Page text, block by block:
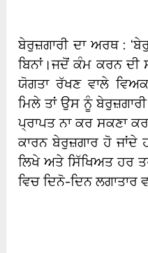
ਬੇਰੁਜ਼ਗਾਰੀ ਦਾ ਅਰਥ :
ਬਿਨਾਂ।ਜਦੋਂ ਕੰਮ ਕਰਨ ਦੀ
ਯੋਗਤਾ ਰੱਖਣ ਵਾਲੇ
ਮਿਲੇ ਤਾਂ ਉਸ ਨੂੰ
ਪ੍ਰਾਪਤ ਨਾ ਕਰ ਸਕਣਾ
ਕਾਰਨ ਬੇਰੁਜ਼ਗਾਰ ਹੋ ਜਾਂਦੇ
ਲਿਖੇ ਅਤੇ ਸਿੱਖਿਅਤ ਹਰ
ਵਿਚ ਦਿਨੋ-ਦਿਨ ਲਗਾਤਾਰ